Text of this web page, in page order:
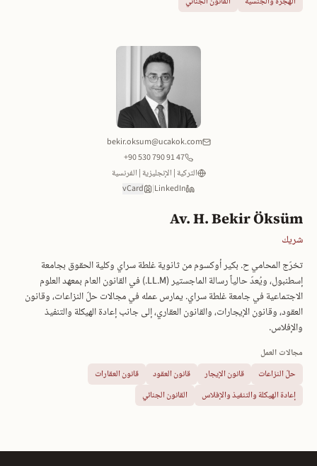
bekir.oksum@ucakok.com
+90 530 790 91 47
التركية | الإنجليزية | الفرنسية
LinkedIn
|
vCard
Av. H. Bekir Öksüm
شريك
تخرّج المحامي ح. بكير أوكسوم من ثانوية غلطة سراي وكلية الحقوق بجامعة
إسطنبول، ويُعدّ حالياً رسالة الماجستير (LL.M.) في القانون العام بمعهد العلوم
الاجتماعية في جامعة غلطة سراي. يمارس عمله في مجالات حلّ النزاعات، وقانون
العقود، وقانون الإيجارات، والقانون العقاري، إلى جانب إعادة الهيكلة والتنفيذ
والإفلاس.
مجالات العمل
حلّ النزاعات قانون الإيجار قانون العقود
قانون العقارات
إعادة الهيكلة والتنفيذ والإفلاس
القانون الجنائي